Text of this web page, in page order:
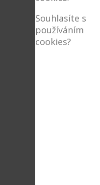
Souhlasíte s
používáním
cookies?